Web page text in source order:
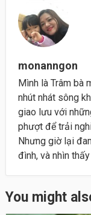
monanngon
Mình là Trâm bà
nhút nhát sông
giao lưu với
phượt để trải
Nhưng giờ lại
đình, và nhìn
You might